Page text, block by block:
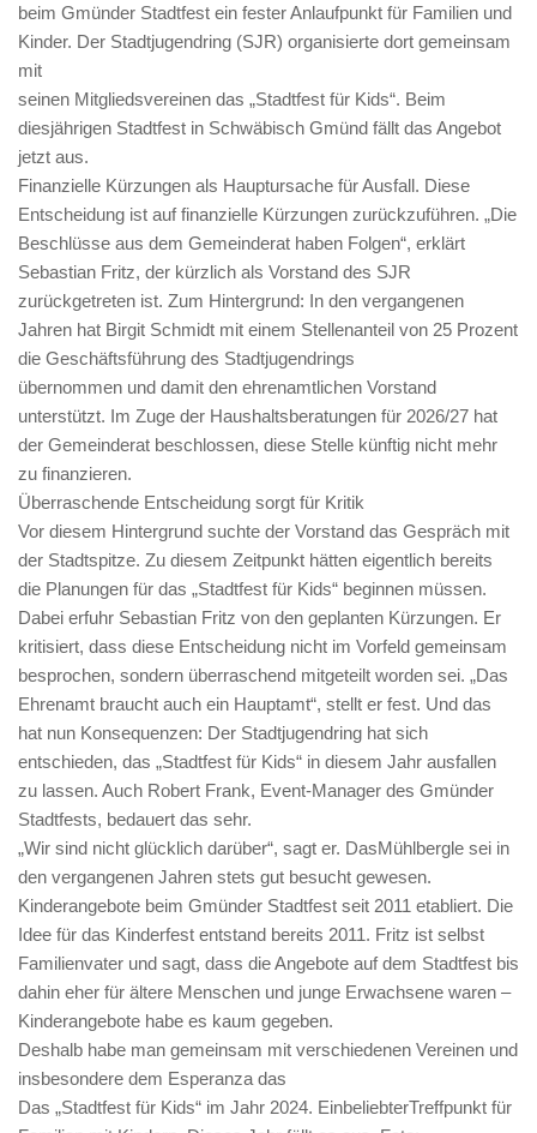
beim Gmünder Stadtfest ein fester Anlaufpunkt für Familien und
Kinder. Der Stadtjugendring (SJR) organisierte dort gemeinsam
mit
seinen Mitgliedsvereinen das „Stadtfest für Kids“. Beim
diesjährigen Stadtfest in Schwäbisch Gmünd fällt das Angebot
jetzt aus.
Finanzielle Kürzungen als Hauptursache für Ausfall. Diese
Entscheidung ist auf finanzielle Kürzungen zurückzuführen. „Die
Beschlüsse aus dem Gemeinderat haben Folgen“, erklärt
Sebastian Fritz, der kürzlich als Vorstand des SJR
zurückgetreten ist. Zum Hintergrund: In den vergangenen
Jahren hat Birgit Schmidt mit einem Stellenanteil von 25 Prozent
die Geschäftsführung des Stadtjugendrings
übernommen und damit den ehrenamtlichen Vorstand
unterstützt. Im Zuge der Haushaltsberatungen für 2026/27 hat
der Gemeinderat beschlossen, diese Stelle künftig nicht mehr
zu finanzieren.
Überraschende Entscheidung sorgt für Kritik
Vor diesem Hintergrund suchte der Vorstand das Gespräch mit
der Stadtspitze. Zu diesem Zeitpunkt hätten eigentlich bereits
die Planungen für das „Stadtfest für Kids“ beginnen müssen.
Dabei erfuhr Sebastian Fritz von den geplanten Kürzungen. Er
kritisiert, dass diese Entscheidung nicht im Vorfeld gemeinsam
besprochen, sondern überraschend mitgeteilt worden sei. „Das
Ehrenamt braucht auch ein Hauptamt“, stellt er fest. Und das
hat nun Konsequenzen: Der Stadtjugendring hat sich
entschieden, das „Stadtfest für Kids“ in diesem Jahr ausfallen
zu lassen. Auch Robert Frank, Event-Manager des Gmünder
Stadtfests, bedauert das sehr.
„Wir sind nicht glücklich darüber“, sagt er. DasMühlbergle sei in
den vergangenen Jahren stets gut besucht gewesen.
Kinderangebote beim Gmünder Stadtfest seit 2011 etabliert. Die
Idee für das Kinderfest entstand bereits 2011. Fritz ist selbst
Familienvater und sagt, dass die Angebote auf dem Stadtfest bis
dahin eher für ältere Menschen und junge Erwachsene waren –
Kinderangebote habe es kaum gegeben.
Deshalb habe man gemeinsam mit verschiedenen Vereinen und
insbesondere dem Esperanza das
Das „Stadtfest für Kids“ im Jahr 2024. EinbeliebterTreffpunkt für